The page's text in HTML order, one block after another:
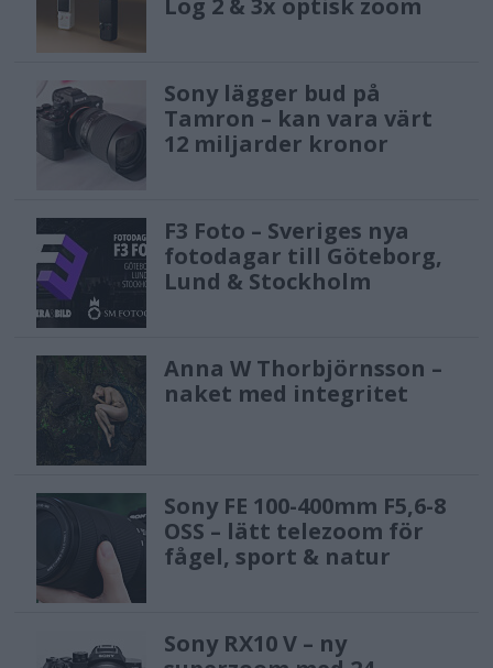
sports where a high shutter speed is
required.
Additionally, the Alpha 1 II has
impressive improved optical image
and 7.0 stops (periphery) when
shooting still images, as well as a
newly supported Dynamic active Mode
for video shooting.
Comfortable operability and highly
responsive workflow
The camera features a 3.2-type LCD
monitor with a highly requested 4-axis
multi-angle that can be freely
adjusted to any angle. This second-
generation camera body has improved
Log 2 & 3x optisk zoom
Sony lägger bud på
Tamron – kan vara värt
12 miljarder kronor
F3 Foto – Sveriges nya
fotodagar till Göteborg,
Lund & Stockholm
Anna W Thorbjörnsson –
naket med integritet
Sony FE 100-400mm F5,6-8
OSS – lätt telezoom för
fågel, sport & natur
Sony RX10 V – ny